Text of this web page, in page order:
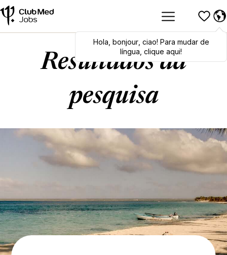
Hola,bonjour,ciao! To switch
languages, click here!
Hola bonjour, ciao! Para mudar de
língua, clique aqui!
Resultados da
pesquisa